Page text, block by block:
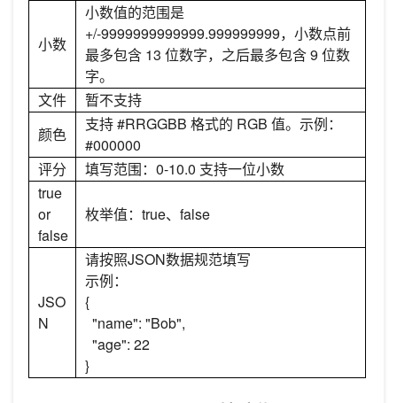
小数
小数值的范围是
+/-9999999999999.999999999，小数点前
最多包含 13 位数字，之后最多包含 9 位数
字。
文件
暂不支持
颜色
支持 #RRGGBB 格式的 RGB 值。示例：
#000000
评分
填写范围：0-10.0 支持一位小数
true
or
false
枚举值：true、false
JSO
N
请按照JSON数据规范填写
示例：
{
"name": "Bob",
"age": 22
}